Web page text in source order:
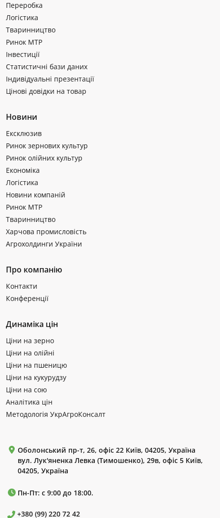
Переробка
Логістика
Тваринництво
Ринок МТР
Інвестиції
Статистичні бази даних
Індивідуальні презентації
Цінові довідки на товар
Новини
Ексклюзив
Ринок зернових культур
Ринок олійних культур
Економіка
Логістика
Новини компаній
Ринок МТР
Тваринництво
Харчова промисловість
Агрохолдинги України
Про компанію
Контакти
Конференції
Динаміка цін
Ціни на зерно
Ціни на олійні
Ціни на пшеницю
Ціни на кукурудзу
Ціни на сою
Аналітика цін
Методологія УкрАгроКонсалт
Оболонський пр-т, 26, офіс 22 Київ, 04205, Україна
вул. Лук'яненка Левка (Тимошенко), 29в, офіс 5 Київ,
04205, Україна
Пн-Пт: с 9:00 до 18:00.
+380 (99) 220 72 42